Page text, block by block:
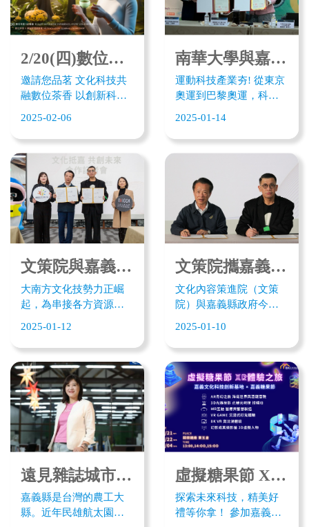
化藝術與氣候連結為
題，為文化科技添上更
多永續意義及價值。
CulTech +1 文化科技共
創集智創意競賽企業組
共15家企業出題，近150
件提案作品參與提案，
透過企業出題，鼓勵團
出新的商業模式或服務
流程。此次獲獎團隊
中，不少提案內容聚集
在企業AI應用及ESG永續
議題。其中，獲最大首
獎的氣候維度則傳達科
技在藝術領域發揮的力
其對氣候危機所凝聚的
共識。
AI+8K 3D技術，創造大
空間多人互動作品體
驗。20日舉行數位茶香
體驗記者會，多位外商
企業及文化界貴賓出席
體驗。
2/20(四)數位茶香記者會
邀請您品茗 文化科技共
融數位茶香 以創新科技
感受亞洲茶之境，透過
茶與文化交織的VR體
驗，認識嘉義茶文化。
藉由科技融合創造的文
化科技新體驗， 用一杯
茶香 走進王文志地景藝
術作品戲分茶XR世界的
結：
https://reurl.cc/5DLrYn
2/20 時間：11:00 –
12:30 數位茶香 X 記者會
2/20 時間：13:30 –
流座談會 地點：嘉義文
化科技創新基地 （蒜頭
糖廠 東五號倉庫) 邀請您
一起用科技體驗茶的藝
術與魅力，透過課程座
談探索未來內容X文化創
新新趨向。 指導單位：
縣政府．嘉義縣文化觀
光局 協辦單位：幼葉林
國際藝術團隊．睿至
2025-02-06
南華大學與嘉義文化科技創新基地簽MOU 「嘉」速運動科技及VR人培育
運動科技產業夯! 從東京
奧運到巴黎奧運，科技
技的大未來，南華大學
今(14)參訪嘉義文化科技
創新基地，與新創團隊
展開座談交流。雙方也
在嘉義文化觀局副局長
宗金蘋見證下簽署合作
MOU，就創業資源、AI
領域展深度交流，為未
作契機。
2025-01-14
文策院與嘉義縣簽MOU 為文化科技「嘉」值
大南方文化技勢力正崛
起，為串接各方資源，
(1/10) 日簽署「合作意向
書（MOU）」，未來雙
方將透過影視拍攝製作
的「投資」加「補助」
支持、青年創業、文化
科技的人才培育資源整
合，以及深化文化與企
由各項資源的結合，擴
能量。
2025-01-12
文策院攜嘉義縣簽署MOU 文化產業「嘉」速發展
文化內容策進院（文策
院）與嘉義縣政府今
雙方將進行影視拍攝補
助加投資整合、跨產業
合作媒合，以及文化科
技的資源串接，期待藉
由各項方案的結合與協
力，擴大嘉義縣在地文
化發展能量，媒合企業
「文化北上、科技南
2025-01-10
遠見雜誌城市學專題報導～嘉義5G新創基地起飛！農工大縣如何變身文化科技創業天堂？
嘉義縣是台灣的農工大
縣。近年民雄航太園
虛擬糖果節 XR體驗之旅
探索未來科技，精美好
禮等你拿！ 參加嘉義文